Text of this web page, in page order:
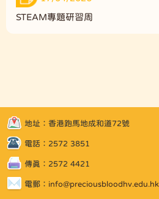
STEAM專題研習周
地址：香港跑馬地成和道72號
電話：2572 3851
傳真：2572 4421
電郵： info@preciousbloodhv.edu.hk